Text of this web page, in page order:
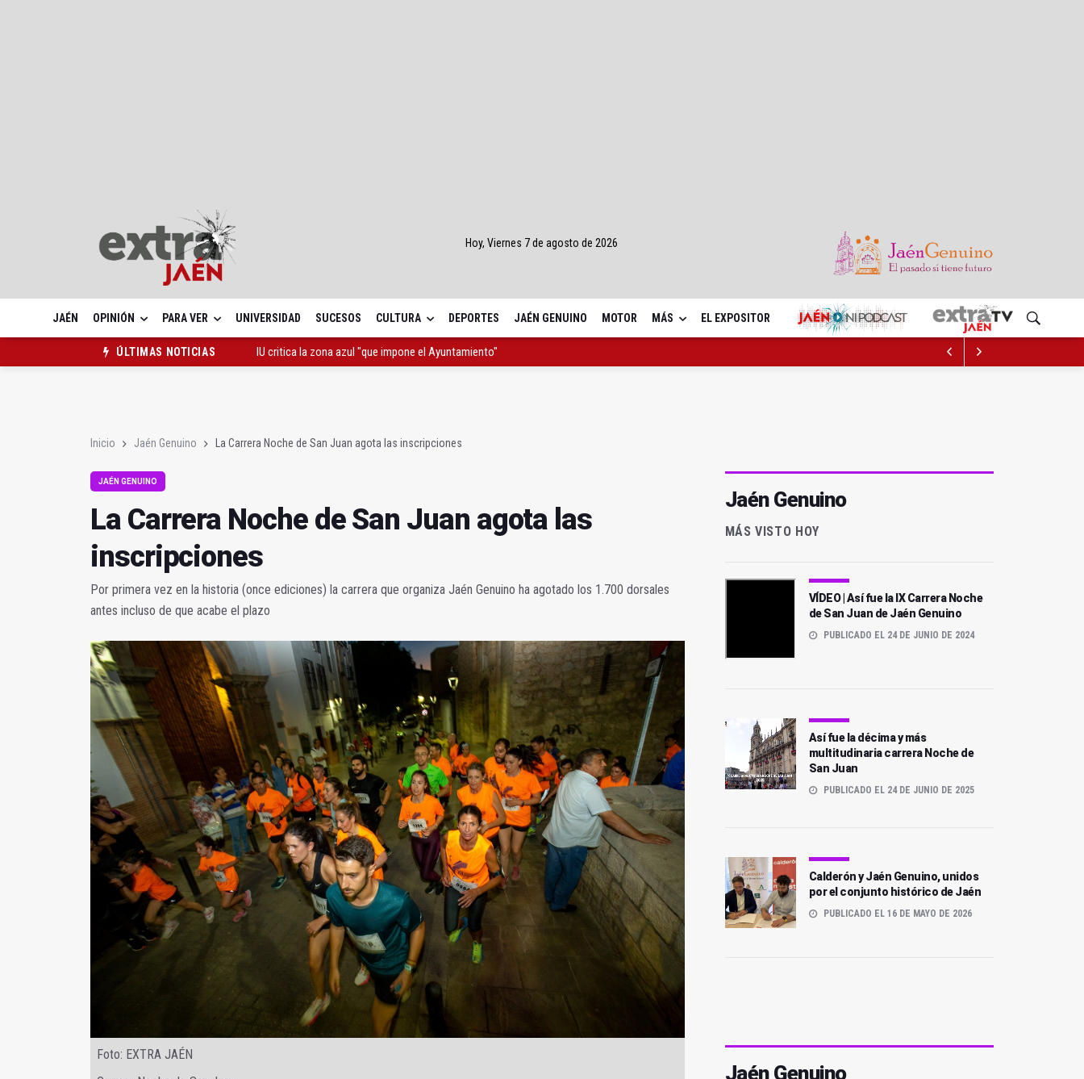
Hoy, Viernes 7 de agosto de 2026
JAÉN OPINIÓN PARA VER UNIVERSIDAD SUCESOS CULTURA DEPORTES JAÉN GENUINO MOTOR MÁS EL EXPOSITOR
ÚLTIMAS NOTICIAS
IU critica la zona azul "que impone el Ayuntamiento"
Inicio Jaén Genuino La Carrera Noche de San Juan agota las inscripciones
JAÉN GENUINO
La Carrera Noche de San Juan agota las
inscripciones
Por primera vez en la historia (once ediciones) la carrera que organiza Jaén Genuino ha agotado los 1.700 dorsales
antes incluso de que acabe el plazo
Foto: EXTRA JAÉN
Jaén Genuino
MÁS VISTO HOY
VÍDEO | Así fue la IX Carrera Noche
de San Juan de Jaén Genuino
PUBLICADO EL 24 DE JUNIO DE 2024
Así fue la décima y más
multitudinaria carrera Noche de
San Juan
PUBLICADO EL 24 DE JUNIO DE 2025
Calderón y Jaén Genuino, unidos
por el conjunto histórico de Jaén
PUBLICADO EL 16 DE MAYO DE 2026
Jaén Genuino